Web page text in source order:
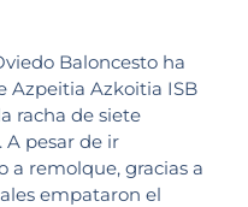
Baloncesto ha
Azpeitia Azkoitia ISB
racha de siete
A pesar de ir
remolque, gracias a
empataron el